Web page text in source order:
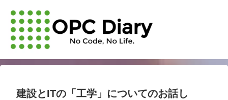
建設とITの「工学」についてのお話し